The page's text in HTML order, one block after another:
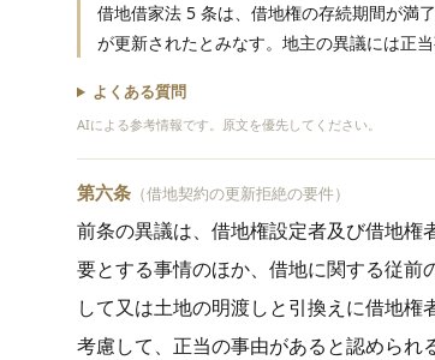
借地借家法 5 条は、借地権の存続期間が満
が更新されたとみなす。地主の異議には正当
よくある質問
AIによる参考情報です。原文を優先してください。
第六条 （借地契約の更新拒絶の要件）
前条の異議は、借地権設定者及び借地
要とする事情のほか、借地に関する従前
して又は土地の明渡しと引換えに借地
考慮して、正当の事由があると認められ